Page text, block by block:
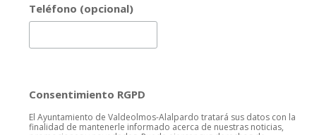
Teléfono (opcional)
Consentimiento RGPD
El Ayuntamiento de Valdeolmos-Alalpardo tratará sus datos con la
finalidad de mantenerle informado acerca de nuestras noticias,